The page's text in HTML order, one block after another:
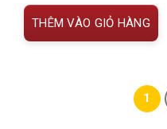
THÊM VÀO GIỎ HÀNG
1